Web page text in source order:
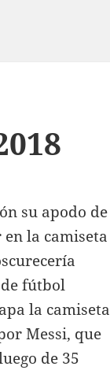
su apodo de
la camiseta
fútbol
la camiseta
Messi, que
de 35